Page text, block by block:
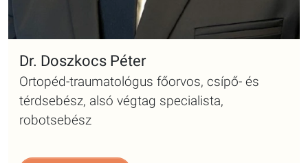
Dr. Doszkocs Péter
Ortopéd-traumatológus főorvos, csípő- és
térdsebész, alsó végtag specialista,
robotsebész